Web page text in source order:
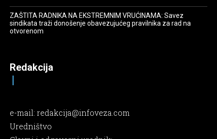
ZAŠTITA RADNIKA NA EKSTREMNIM VRUĆINAMA: Savez
sindikata traži donošenje obavezujućeg pravilnika za rad na
otvorenom
Redakcija
e-mail: redakcija@infoveza.com
Uredništvo